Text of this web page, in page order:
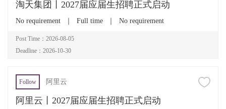
淘天集团丨2027届应届生招聘正式启动
No requirement Full time No requirement
Post Time：2026-08-05
Deadline：2026-10-30
Follow 阿里云
阿里云丨2027届应届生招聘正式启动